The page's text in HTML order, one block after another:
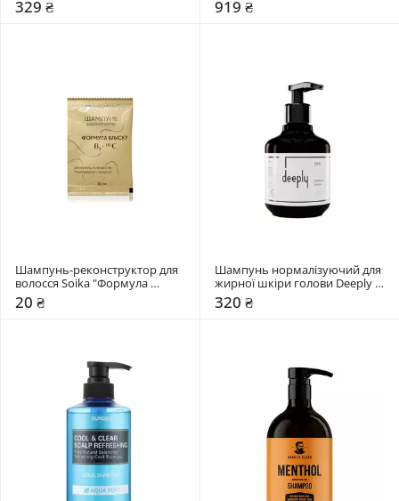
329 ₴ 919 ₴
Шампунь-реконструктор для
волосся Soika "Формула
блиску"
20 ₴
Шампунь нормалізуючий для
жирної шкіри голови Deeply
Normalizing
320 ₴